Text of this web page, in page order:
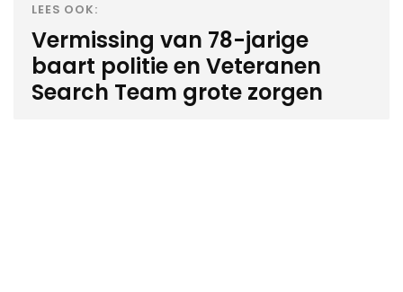
LEES OOK:
Vermissing van 78-jarige
baart politie en Veteranen
Search Team grote zorgen